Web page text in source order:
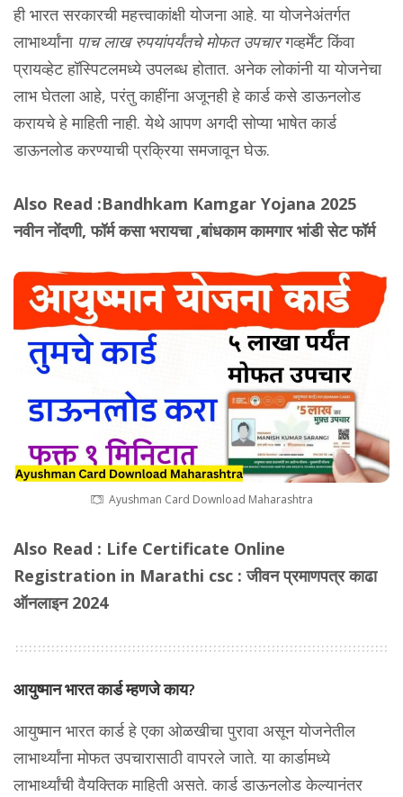
ही भारत सरकारची महत्त्वाकांक्षी योजना आहे. या योजनेअंतर्गत
लाभार्थ्यांना पाच लाख रुपयांपर्यंतचे मोफत उपचारगव्हर्मेंट किंवा
प्रायव्हेट हॉस्पिटलमध्ये उपलब्ध होतात. अनेक लोकांनी या योजनेचा
लाभ घेतला आहे, परंतु काहींना अजूनही हे कार्ड कसे डाऊनलोड
करायचे हे माहिती नाही. येथे आपण अगदी सोप्या भाषेत कार्ड
डाऊनलोड करण्याची प्रक्रिया समजावून घेऊ.
Also Read :Bandhkam Kamgar Yojana 2025
नवीन नोंदणी, फॉर्म कसा भरायचा ,बांधकाम कामगार भांडी सेट फॉर्म
Ayushman Card Download Maharashtra
Also Read : Life Certificate Online
Registration in Marathi csc : जीवन प्रमाणपत्र काढा
ऑनलाइन 2024
आयुष्मान भारत कार्ड म्हणजे काय?
आयुष्मान भारत कार्ड हे एका ओळखीचा पुरावा असून योजनेतील
लाभार्थ्यांना मोफत उपचारासाठी वापरले जाते. या कार्डामध्ये
लाभार्थ्यांची वैयक्तिक माहिती असते. कार्ड डाऊनलोड केल्यानंतर